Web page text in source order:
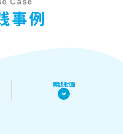
Case
事例
実践動画